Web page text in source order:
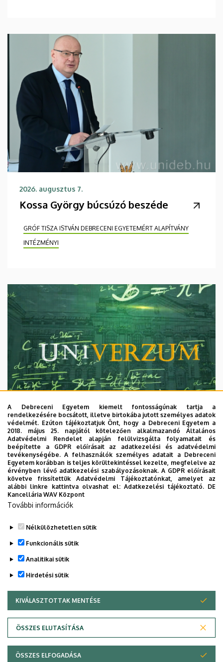
2026. augusztus 7.
Kossa György búcsúzó beszéde
GRÓF TISZA ISTVÁN DEBRECENI EGYETEMÉRT ALAPÍTVÁNY
INTÉZMÉNYI
2026. augusztus 7.
Univerzum: A Debreceni Egyetem
titkos receptjei
KUTATÁS TUDOMÁNY
Adatvédelem
A Debreceni Egyetem kiemelt fontosságúnak tartja a
rendelkezésére bocsátott, illetve birtokába jutott személyes adatok
védelmét. Ezúton tájékoztatjuk Önt, hogy a Debreceni Egyetem a
2018. május 25. napjától kötelezően alkalmazandó Általános
Adatvédelmi Rendelet alapján felülvizsgálta folyamatait és
beépítette a GDPR előírásait az adatkezelési és adatvédelmi
tevékenységébe. A felhasználók személyes adatait a Debreceni
Egyetem korábban is teljes körültekintéssel kezelte, megfelelve az
érvényben lévő adatkezelési szabályozásoknak. A GDPR előírásait
követve frissítettük Adatvédelmi Tájékoztatónkat, amelyet az
alábbi linkre kattintva olvashat el:Adatkezelési tájékoztató. DE
Kancellária WAV Központ
További információk
Nélkülözhetetlen sütik
Funkcionális sütik
Analitikai sütik
Hirdetési sütik
KIVÁLASZTOTTAK MENTÉSE
ÖSSZES ELUTASÍTÁSA
WITHDRAW CONSENT
ÖSSZES ELFOGADÁSA